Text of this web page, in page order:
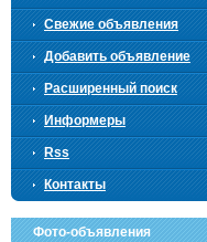
Свежие объявления
Добавить объявление
Расширенный поиск
Информеры
Rss
Контакты
Фото-объявления